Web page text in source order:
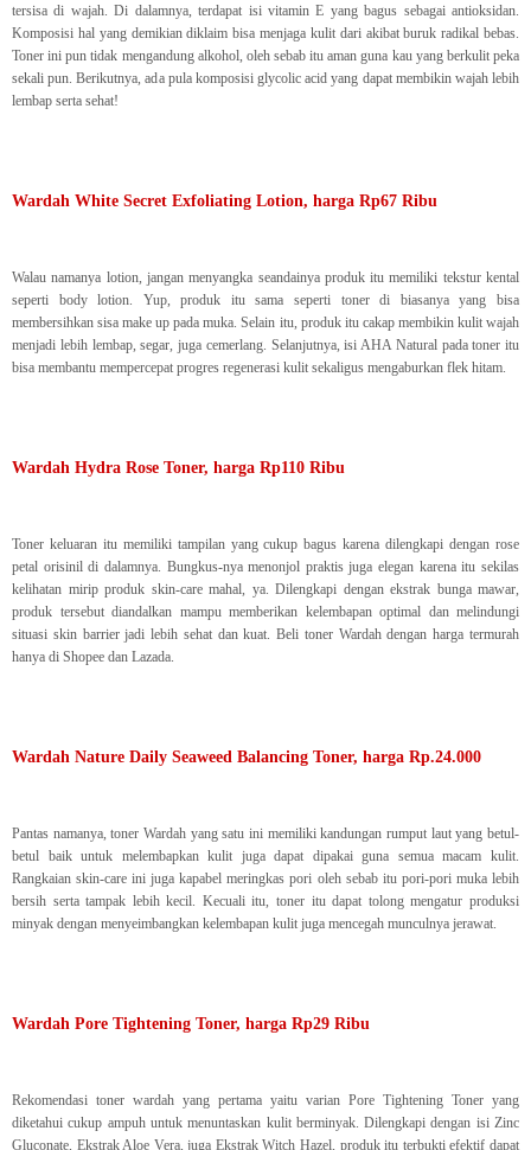
tersisa di wajah. Di dalamnya, terdapat isi vitamin E yang bagus sebagai antioksidan.
Komposisi hal yang demikian diklaim bisa menjaga kulit dari akibat buruk radikal bebas.
Toner ini pun tidak mengandung alkohol, oleh sebab itu aman guna kau yang berkulit peka
sekali pun. Berikutnya, ada pula komposisi glycolic acid yang dapat membikin wajah lebih
lembap serta sehat!
Wardah White Secret Exfoliating Lotion, harga Rp67 Ribu
Walau namanya lotion, jangan menyangka seandainya produk itu memiliki tekstur kental
seperti body lotion. Yup, produk itu sama seperti toner di biasanya yang bisa
membersihkan sisa make up pada muka. Selain itu, produk itu cakap membikin kulit wajah
menjadi lebih lembap, segar, juga cemerlang. Selanjutnya, isi AHA Natural pada toner itu
bisa membantu mempercepat progres regenerasi kulit sekaligus mengaburkan flek hitam.
Wardah Hydra Rose Toner, harga Rp110 Ribu
Toner keluaran itu memiliki tampilan yang cukup bagus karena dilengkapi dengan rose
petal orisinil di dalamnya. Bungkus-nya menonjol praktis juga elegan karena itu sekilas
kelihatan mirip produk skin-care mahal, ya. Dilengkapi dengan ekstrak bunga mawar,
produk tersebut diandalkan mampu memberikan kelembapan optimal dan melindungi
situasi skin barrier jadi lebih sehat dan kuat. Beli toner Wardah dengan harga termurah
hanya di Shopee dan Lazada.
Wardah Nature Daily Seaweed Balancing Toner, harga Rp.24.000
Pantas namanya, toner Wardah yang satu ini memiliki kandungan rumput laut yang betul-
betul baik untuk melembapkan kulit juga dapat dipakai guna semua macam kulit.
Rangkaian skin-care ini juga kapabel meringkas pori oleh sebab itu pori-pori muka lebih
bersih serta tampak lebih kecil. Kecuali itu, toner itu dapat tolong mengatur produksi
minyak dengan menyeimbangkan kelembapan kulit juga mencegah munculnya jerawat.
Wardah Pore Tightening Toner, harga Rp29 Ribu
Rekomendasi toner wardah yang pertama yaitu varian Pore Tightening Toner yang
diketahui cukup ampuh untuk menuntaskan kulit berminyak. Dilengkapi dengan isi Zinc
Gluconate, Ekstrak Aloe Vera, juga Ekstrak Witch Hazel, produk itu terbukti efektif dapat